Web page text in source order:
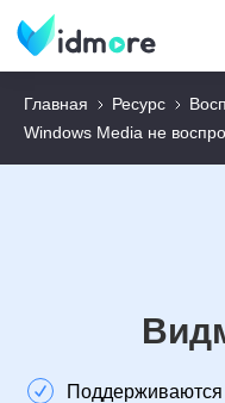
Главная Ресурс
Windows Media не